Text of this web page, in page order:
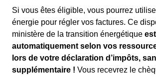
Si vous êtes éligible, vous pourrez
énergie pour régler vos factures. Ce
ministère de la transition énergétique
automatiquement selon vos
lors de votre déclaration d’impôts,
supplémentaire ! Vous recevrez le